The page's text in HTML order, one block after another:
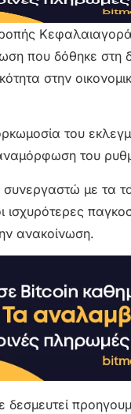
που δόθηκε στη
στην
του
του
με τα
ανακοίνωση.
δεσμευτεί